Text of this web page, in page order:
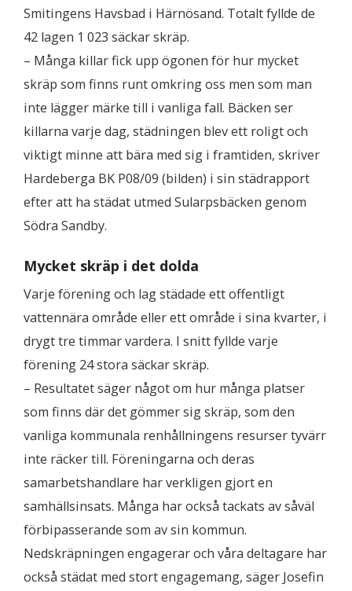
Smitingens Havsbad i Härnösand. Totalt fyllde de
42 lagen 1 023 säckar skräp.
– Många killar fick upp ögonen för hur mycket
skräp som finns runt omkring oss men som man
inte lägger märke till i vanliga fall. Bäcken ser
killarna varje dag, städningen blev ett roligt och
viktigt minne att bära med sig i framtiden, skriver
Hardeberga BK P08/09 (bilden) i sin städrapport
efter att ha städat utmed Sularpsbäcken genom
Södra Sandby.
Mycket skräp i det dolda
Varje förening och lag städade ett offentligt
vattennära område eller ett område i sina kvarter, i
drygt tre timmar vardera. I snitt fyllde varje
förening 24 stora säckar skräp.
– Resultatet säger något om hur många platser
som finns där det gömmer sig skräp, som den
vanliga kommunala renhållningens resurser tyvärr
inte räcker till. Föreningarna och deras
samarbetshandlare har verkligen gjort en
samhällsinsats. Många har också tackats av såväl
förbipasserande som av sin kommun.
Nedskräpningen engagerar och våra deltagare har
också städat med stort engagemang, säger Josefin